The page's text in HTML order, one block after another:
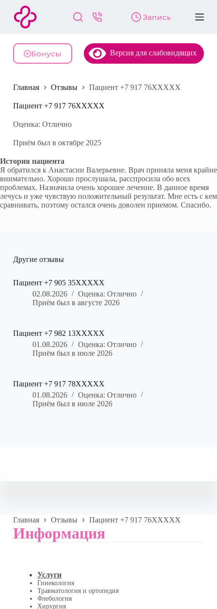
й
и
у
и
Запись
Бонусы Версия для слабовидящих
Главная Отзывы Пациент +7 917 76XXXXX
Пациент +7 917 76XXXXX
Оценка: Отлично
Приём был в октябре 2025
История пациента
Я обратился к Анастасии Валерьевне. Врач приняла меня крайне
внимательно. Хорошо прослушала, расспросила обо всех
проблемах. Назначила очень хорошее лечение. В данное время
лечусь и уже чувствую положительный результат. Мне есть с кем
сравнивать, поэтому остался очень доволен приемом. Спасибо.
Другие отзывы
Пациент +7 905 35XXXXX
02.08.2026
Оценка: Отлично
Приём был в августе 2026
Пациент +7 982 13XXXXX
01.08.2026
Оценка: Отлично
Приём был в июле 2026
Пациент +7 917 78XXXXX
01.08.2026
Оценка: Отлично
Приём был в июле 2026
Главная Отзывы Пациент +7 917 76XXXXX
Информация
Услуги
Гинекология
Травматология и ортопедия
Флебология
Хирургия